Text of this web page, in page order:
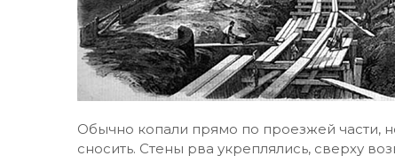
Обычно копали прямо по проезжей части,
сносить. Стены рва укреплялись, сверху